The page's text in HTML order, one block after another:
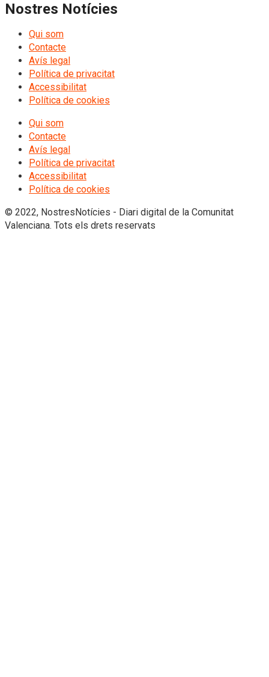
Nostres Notícies
Qui som
Contacte
Avís legal
Política de privacitat
Accessibilitat
Política de cookies
Qui som
Contacte
Avís legal
Política de privacitat
Accessibilitat
Política de cookies
© 2022, NostresNotícies - Diari digital de la Comunitat
Valenciana. Tots els drets reservats